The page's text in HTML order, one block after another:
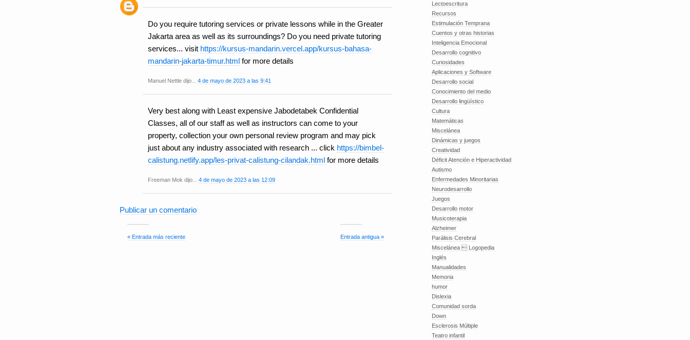
Do you require tutoring services or private lessons while in the Greater
Jakarta area as well as its surroundings? Do you need private tutoring
services... visit https://kursus-mandarin.vercel.app/kursus-bahasa-
mandarin-jakarta-timur.html for more details
Manuel Nettle dijo... 4 de mayo de 2023 a las 9:41
Very best along with Least expensive Jabodetabek Confidential
Classes, all of our staff as well as instructors can come to your
property, collection your own personal review program and may pick
just about any industry associated with research ... click https://bimbel-
calistung.netlify.app/les-privat-calistung-cilandak.html for more details
Freeman Mok dijo... 4 de mayo de 2023 a las 12:09
Publicar un comentario
« Entrada más reciente Entrada antigua »
Lectoescritura
Recursos
Estimulación Temprana
Cuentos y otras historias
Inteligencia Emocional
Desarrollo cognitivo
Curiosidades
Aplicaciones y Software
Desarrollo social
Conocimiento del medio
Desarrollo lingüístico
Cultura
Matemáticas
Miscelánea
Dinámicas y juegos
Creatividad
Déficit Atención e Hiperactividad
Autismo
Enfermedades Minoritarias
Neurodesarrollo
Juegos
Desarrollo motor
Musicoterapia
Alzheimer
Parálisis Cerebral
Miscelánea  Logopedia
Inglés
Manualidades
Memoria
humor
Dislexia
Comunidad sorda
Down
Esclerosis Múltiple
Teatro infantil